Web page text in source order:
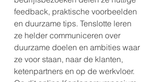
feedback, praktische voorbeelden
en duurzame tips. Tenslotte leren
ze helder communiceren over
duurzame doelen en ambities waar
ze voor staan, naar de klanten,
ketenpartners en op de werkvloer.